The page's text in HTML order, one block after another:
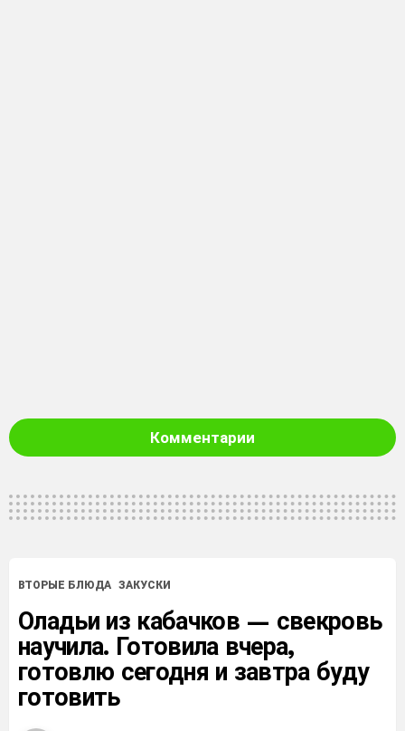
Комментарии
ВТОРЫЕ БЛЮДА ЗАКУСКИ
Оладьи из кабачков — свекровь
научила. Готовила вчера,
готовлю сегодня и завтра буду
готовить